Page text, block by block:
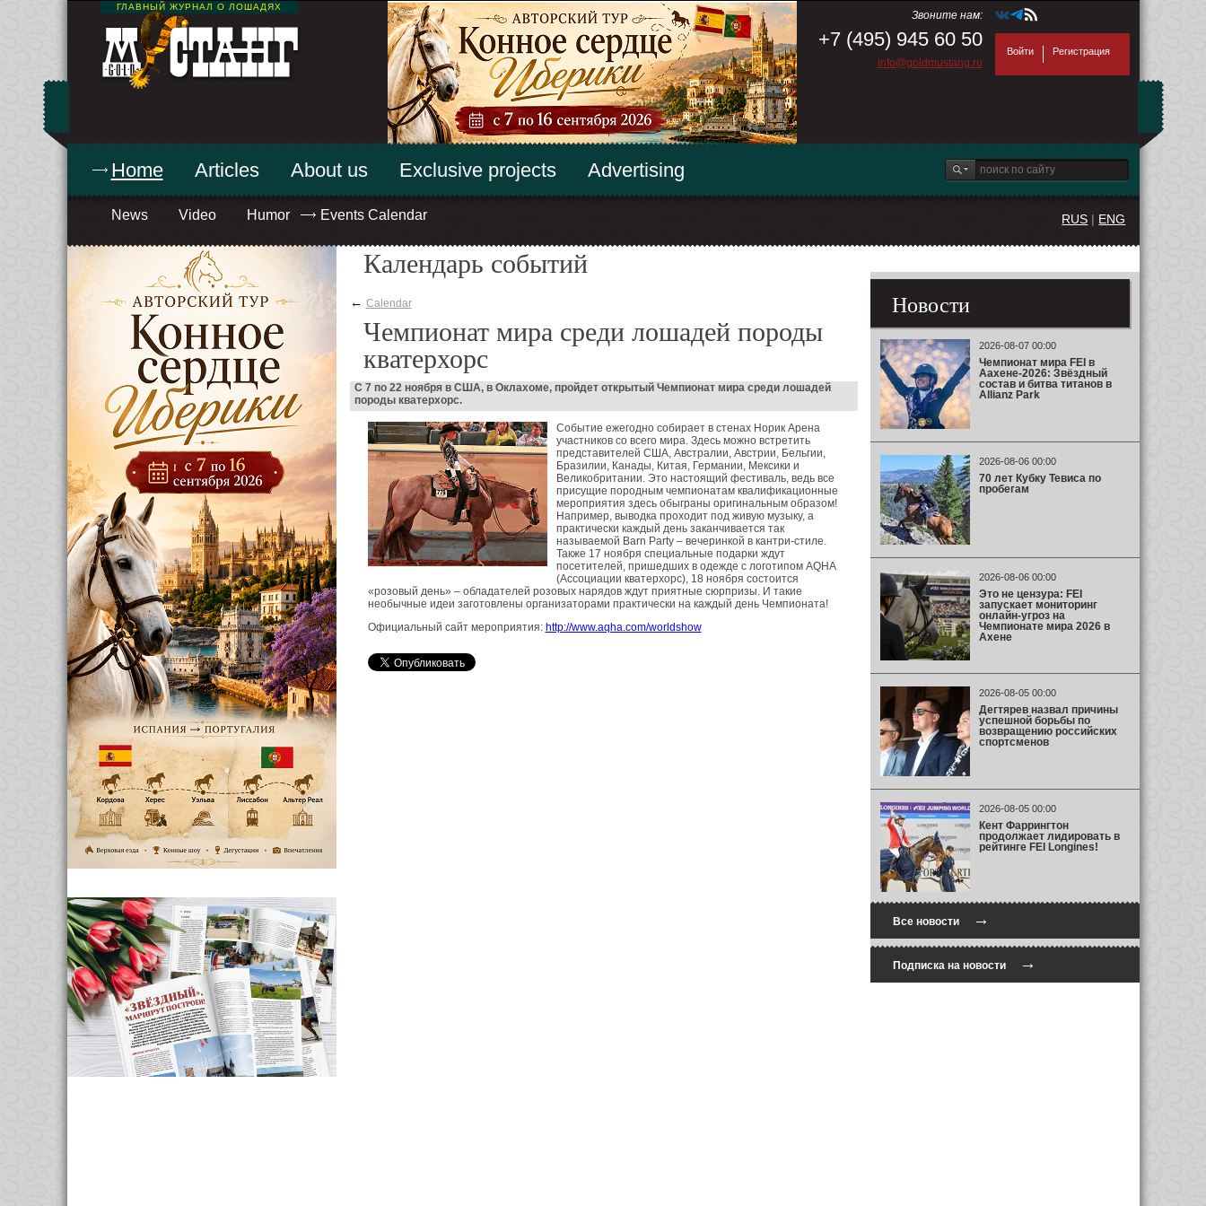
ГЛАВНЫЙ ЖУРНАЛ О ЛОШАДЯХ
Звоните нам:
+7 (495) 945 60 50
info@goldmustang.ru
Войти Регистрация
Home
News Video Humor Events Calendar
Articles About us Exclusive projects Advertising
RUS | ENG
Календарь событий
← Calendar
Чемпионат мира среди лошадей породы
кватерхорс
С 7 по 22 ноября в США, в Оклахоме, пройдет открытый Чемпионат мира среди лошадей
породы кватерхорс.
Событие ежегодно собирает в стенах Норик Арена
участников со всего мира. Здесь можно встретить
представителей США, Австралии, Австрии, Бельгии,
Бразилии, Канады, Китая, Германии, Мексики и
Великобритании. Это настоящий фестиваль, ведь все
присущие породным чемпионатам квалификационные
мероприятия здесь обыграны оригинальным образом!
Например, выводка проходит под живую музыку, а
практически каждый день заканчивается так
называемой Barn Party – вечеринкой в кантри-стиле.
Также 17 ноября специальные подарки ждут
посетителей, пришедших в одежде с логотипом AQHA
(Ассоциации кватерхорс), 18 ноября состоится
«розовый день» – обладателей розовых нарядов ждут приятные сюрпризы. И такие
необычные идеи заготовлены организаторами практически на каждый день Чемпионата!
Официальный сайт мероприятия: http://www.aqha.com/worldshow
Новости
2026-08-07 00:00
Чемпионат мира FEI в
Аахене-2026: Звёздный
состав и битва титанов в
Allianz Park
2026-08-06 00:00
70 лет Кубку Тевиса по
пробегам
2026-08-06 00:00
Это не цензура: FEI
запускает мониторинг
онлайн-угроз на
Чемпионате мира 2026 в
Ахене
2026-08-05 00:00
Дегтярев назвал причины
успешной борьбы по
возвращению российских
спортсменов
2026-08-05 00:00
Кент Фаррингтон
продолжает лидировать в
рейтинге FEI Longines!
Все новости→
Подписка на новости→